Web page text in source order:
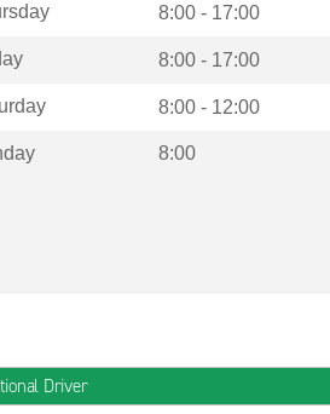
8:00 - 17:00
8:00 - 17:00
8:00 - 12:00
8:00
Driver